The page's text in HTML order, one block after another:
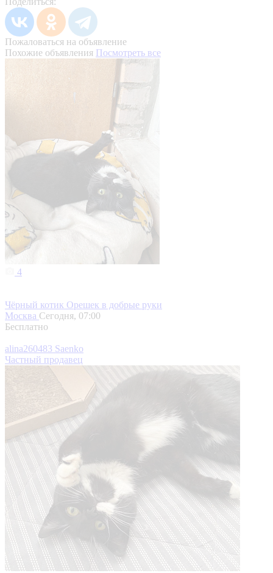
Пожаловаться на объявление
Похожие объявления Посмотреть все
4
Чёрный котик Орешек в добрые руки
Москва Сегодня, 07:00
Бесплатно
alina260483 Saenko
Частный продавец